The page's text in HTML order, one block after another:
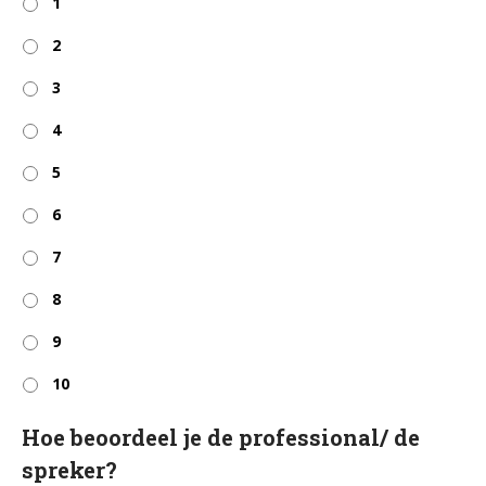
2
3
4
5
6
7
8
9
10
Hoe beoordeel je de professional/ de
spreker?